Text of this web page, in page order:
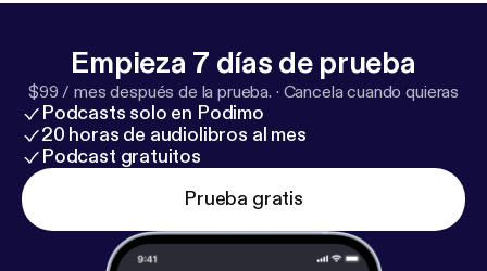
Empieza 7 días de prueba
$99 / mes después de la prueba. · Cancela cuando quieras
Podcasts solo en Podimo
20 horas de audiolibros al mes
Podcast gratuitos
Prueba gratis